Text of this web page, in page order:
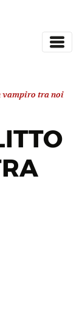
vampiro tra noi